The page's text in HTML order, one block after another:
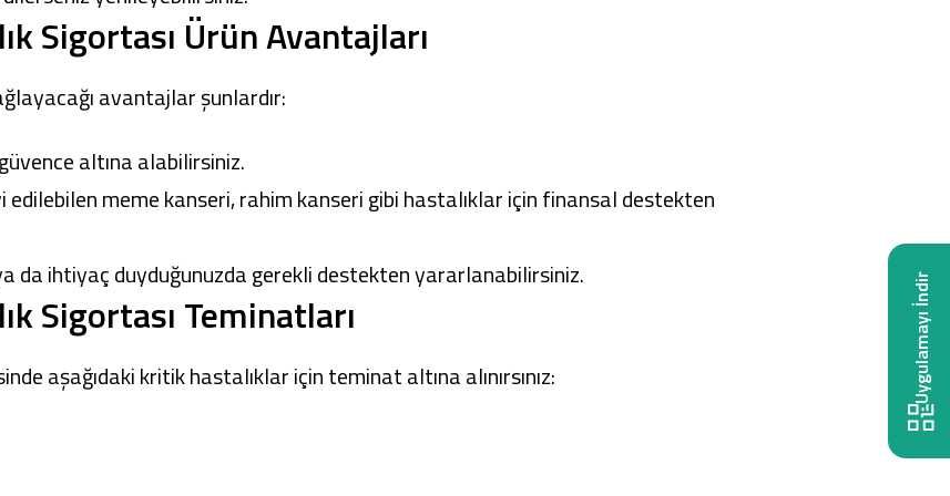
Sigortası Ürün Avantajları
avantajlar şunlardır:
altına alabilirsiniz.
edilebilen meme kanseri, rahim kanseri gibi hastalıklar için finansal destekten
da ihtiyaç duyduğunuzda gerekli destekten yararlanabilirsiniz.
Sigortası Teminatları
aşağıdaki kritik hastalıklar için teminat altına alınırsınız:
Uygulamayı İndir